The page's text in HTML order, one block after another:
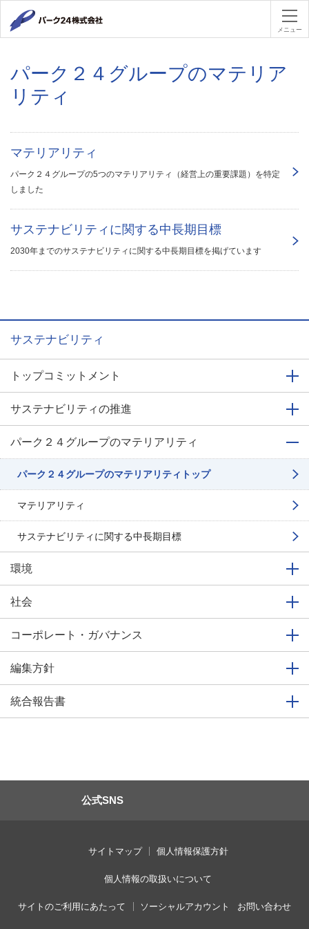
パーク２
メニュー
パーク２４グループのマテリア
リティ
マテリアリティ
パーク２４グループの5つのマテリアリティ（経営上の重要課題）を特定
しました
サステナビリティに関する中長期目標
2030年までのサステナビリティに関する中長期目標を掲げています
サステナビリティ
トップコミットメント
サステナビリティの推進
パーク２４グループのマテリアリティ
パーク２４グループのマテリアリティトップ
マテリアリティ
サステナビリティに関する中長期目標
環境
社会
コーポレート・ガバナンス
編集方針
統合報告書
公式SNS
サイトマップ 個人情報保護方針
個人情報の取扱いについて
サイトのご利用にあたって ソーシャルアカウント お問い合わせ